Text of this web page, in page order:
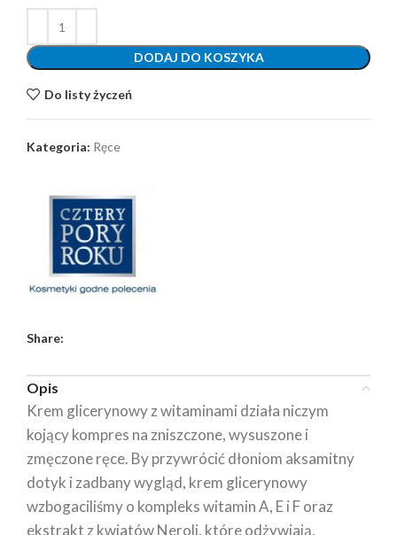
DODAJ DO KOSZYKA
Do listy życzeń
Kategoria: Ręce
Share:
Opis
Krem glicerynowy z witaminami działa niczym
kojący kompres na zniszczone, wysuszone i
zmęczone ręce. By przywrócić dłoniom aksamitny
dotyk i zadbany wygląd, krem glicerynowy
wzbogaciliśmy o kompleks witamin A, E i F oraz
ekstrakt z kwiatów Neroli, które odżywiają,